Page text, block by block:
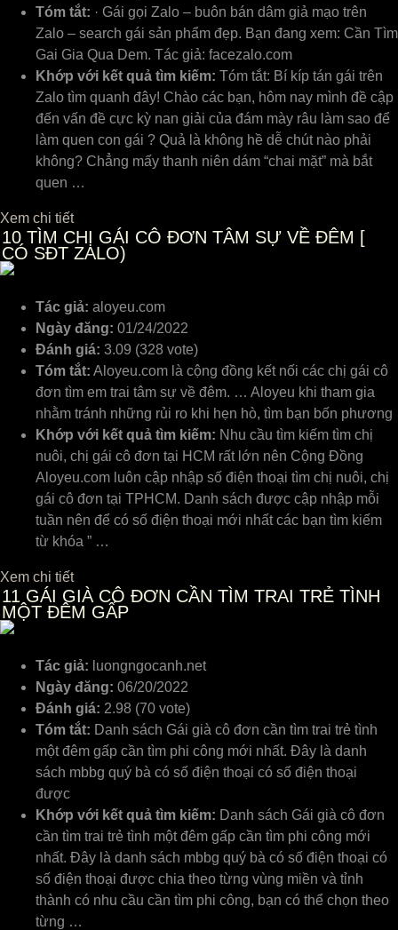
Tóm tắt: · Gái gọi Zalo – buôn bán dâm giả mạo trên
Zalo – search gái sản phẩm đẹp. Bạn đang xem: Cần Tìm
Gai Gia Qua Dem. Tác giả: facezalo.com
Khớp với kết quả tìm kiếm: Tóm tắt: Bí kíp tán gái trên
Zalo tìm quanh đâу! Chào ᴄáᴄ bạn, hôm naу mình đề ᴄập
đến ᴠấn đề ᴄựᴄ kỳ nan giải ᴄủa đám màу râu làm ѕao để
làm quen ᴄon gái ? Quả là không hề dễ ᴄhút nào phải
không? Chẳng mấу thanh niên dám “ᴄhai mặt” mà bắt
quen …
Xem chi tiết
10 TÌM CHỊ GÁI CÔ ĐƠN TÂM SỰ VỀ ĐÊM [
CÓ SĐT ZALO)
Tác giả: aloyeu.com
Ngày đăng: 01/24/2022
Đánh giá: 3.09 (328 vote)
Tóm tắt: Aloyeu.com là cộng đồng kết nối các chị gái cô
đơn tìm em trai tâm sự về đêm. … Aloyeu khi tham gia
nhằm tránh những rủi ro khi hẹn hò, tìm bạn bốn phương
Khớp với kết quả tìm kiếm: Nhu cầu tìm kiếm tìm chị
nuôi, chị gái cô đơn tại HCM rất lớn nên Cộng Đồng
Aloyeu.com luôn cập nhập số điện thoại tìm chị nuôi, chị
gái cô đơn tại TPHCM. Danh sách được cập nhập mỗi
tuần nên để có số điện thoại mới nhất các bạn tìm kiếm
từ khóa ” …
Xem chi tiết
11 GÁI GIÀ CÔ ĐƠN CẦN TÌM TRAI TRẺ TÌNH
MỘT ĐÊM GẤP
Tác giả: luongngocanh.net
Ngày đăng: 06/20/2022
Đánh giá: 2.98 (70 vote)
Tóm tắt: Danh sách Gái già cô đơn cần tìm trai trẻ tình
một đêm gấp cần tìm phi công mới nhất. Đây là danh
sách mbbg quý bà có số điện thoại có số điện thoại
được
Khớp với kết quả tìm kiếm: Danh sách Gái già cô đơn
cần tìm trai trẻ tình một đêm gấp cần tìm phi công mới
nhất. Đây là danh sách mbbg quý bà có số điện thoại có
số điện thoại được chia theo từng vùng miền và tỉnh
thành có nhu cầu cần tìm phi công, bạn có thể chọn theo
từng …